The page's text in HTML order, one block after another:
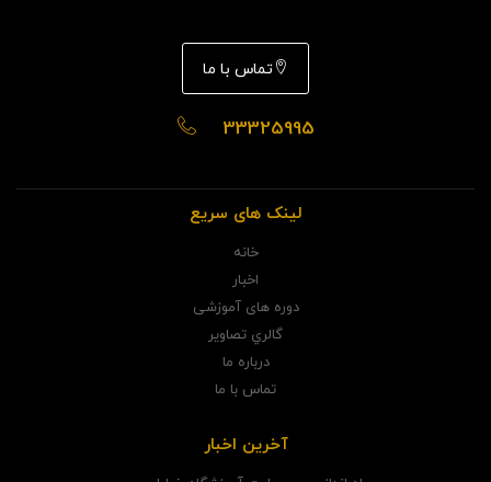
تماس با ما
33325995
لینک های سریع
خانه
اخبار
دوره های آموزشی
گالري تصاوير
درباره ما
تماس با ما
آخرین اخبار